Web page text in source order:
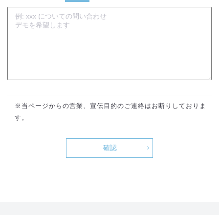
※当ページからの営業、宣伝目的のご連絡はお断りしておりま
す。
確認